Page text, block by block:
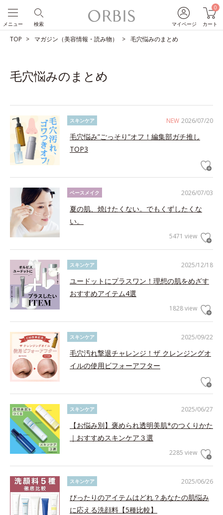
マイページ
0
カート
検索
メニュー
TOP マガジン（美容情報・読み物） 毛穴悩みのまとめ
毛穴悩みのまとめ
NEW 2026/07/20
スキンケア
毛穴悩み”ごっそり”オフ！編集部ガチ推し
TOP3
2026/07/03
ベースメイク
夏の肌、焼けたくない。でもくずしたくな
い。
5471 view
2025/12/18
スキンケア
ユードットにプラスワン！理想の肌をめざす
おすすめアイテム4選
1828 view
2025/09/22
スキンケア
毛穴汚れ撃退チャレンジ！ザ クレンジングオ
イルの使用ビフォーアフター
2025/06/27
スキンケア
【お悩み別】褒められ透明美肌*のつくりかた
｜おすすめスキンケア３選
2285 view
2025/06/26
スキンケア
ぴったりのアイテムはどれ？あなたの肌悩み
に応える洗顔料【5種比較】